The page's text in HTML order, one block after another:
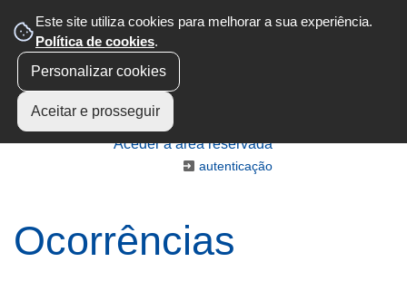
Este site utiliza cookies para melhorar a sua experiência.
Política de cookies.
Personalizar cookies
Aceitar e prosseguir
Aceder à área reservada
autenticação
Ocorrências